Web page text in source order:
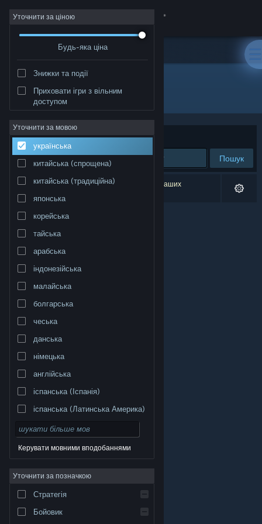
Увійти
Крамниця
Інформація
Підтримка
Змінити мову
Переглянути повну версію
© Valve Corporation. Усі права захищено. Усі
Юридична інформація
підписника Steam
cookie
Уточнити за ціною
Будь-яка ціна
Знижки та події
Приховати ігри з вільним
доступом
Уточнити за мовою
українська
китайська (спрощена)
китайська (традиційна)
японська
корейська
тайська
арабська
індонезійська
малайська
болгарська
чеська
данська
німецька
англійська
іспанська (Іспанія)
іспанська (Латинська Америка)
Керувати мовними вподобаннями
Уточнити за позначкою
Стратегія
Бойовик
Розробник: Joker Studio
Упорядкувати за доречністю
Пошук
Результатів вашого пошуку: 0. Відповідно до ваших
уподобань було виключено 1 найменування.